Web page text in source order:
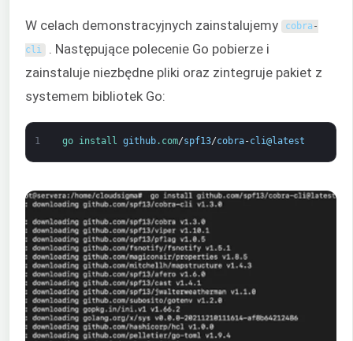
W celach demonstracyjnych zainstalujemy cobra -
cli . Następujące polecenie Go pobierze i
zainstaluje niezbędne pliki oraz zintegruje pakiet z
systemem bibliotek Go:
1 go install github.com/spf13/cobra-cli@latest